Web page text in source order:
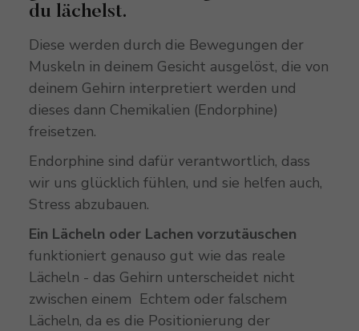
du lächelst.
Diese werden durch die Bewegungen der
Muskeln in deinem Gesicht ausgelöst, die von
deinem Gehirn interpretiert werden und
dieses dann Chemikalien (Endorphine)
freisetzen.
Endorphine sind dafür verantwortlich, dass
wir uns glücklich fühlen, und sie helfen auch,
Stress abzubauen.
Ein Lächeln oder Lachen vorzutäuschen
funktioniert genauso gut wie das reale
Lächeln - das Gehirn unterscheidet nicht
zwischen einem Echtem oder falschem
Lächeln, da es die Positionierung der